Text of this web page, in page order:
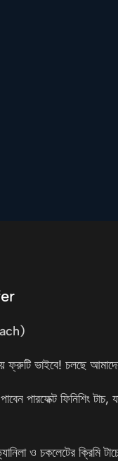
ভাইবে! চলছে
পারফেক্ট ফিনিশিং টাচ,
ও চকলেটের ক্রিমি